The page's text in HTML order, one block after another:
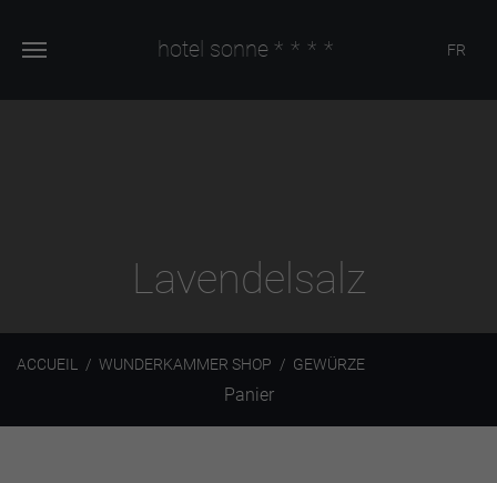
hotel sonne **** FR
Lavendelsalz
ACCUEIL WUNDERKAMMER SHOP GEWÜRZE
Panier